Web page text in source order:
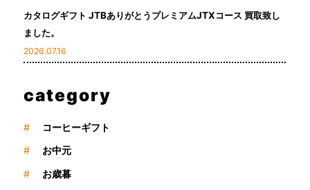
カタログギフト JTBありがとうプレミアムJTXコース 買取致し
ました。
2026.07.16
category
#
コーヒーギフト
#
お中元
#
お歳暮